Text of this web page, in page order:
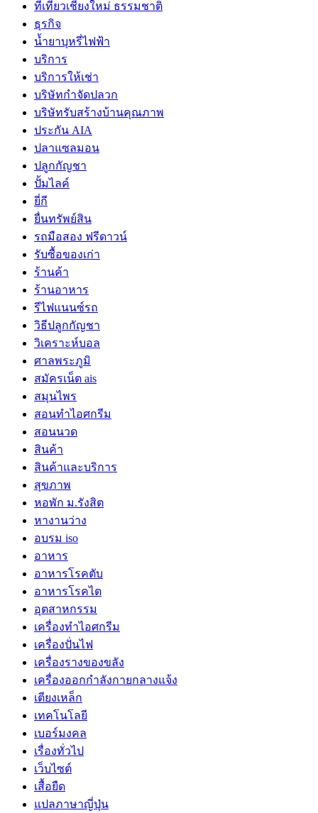
ที่เที่ยวเชียงใหม่ ธรรมชาติ
ธุรกิจ
น้ำยาบุหรี่ไฟฟ้า
บริการ
บริการให้เช่า
บริษัทกำจัดปลวก
บริษัทรับสร้างบ้านคุณภาพ
ประกัน AIA
ปลาแซลมอน
ปลูกกัญชา
ปั้มไลค์
ยี่กี
ยื่นทรัพย์สิน
รถมือสอง ฟรีดาวน์
รับซื้อของเก่า
ร้านค้า
ร้านอาหาร
รีไฟแนนซ์รถ
วิธีปลูกกัญชา
วิเคราะห์บอล
ศาลพระภูมิ
สมัครเน็ต ais
สมุนไพร
สอนทำไอศกรีม
สอนนวด
สินค้า
สินค้าและบริการ
สุขภาพ
หอพัก ม.รังสิต
หางานว่าง
อบรม iso
อาหาร
อาหารโรคตับ
อาหารโรคไต
อุตสาหกรรม
เครื่องทำไอศกรีม
เครื่องปั่นไฟ
เครื่องรางของขลัง
เครื่องออกกำลังกายกลางแจ้ง
เตียงเหล็ก
เทคโนโลยี
เบอร์มงคล
เรื่องทั่วไป
เว็บไซต์
เสื้อยืด
แปลภาษาญี่ปุ่น